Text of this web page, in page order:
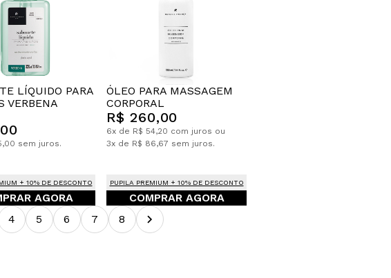
LÍQUIDO PARA
VERBENA
sem juros.
+ 10% DE DESCONTO
AGORA
ÓLEO PARA MASSAGEM
CORPORAL
R$ 260,00
6x de R$ 54,20 com juros ou
3x de R$ 86,67 sem juros.
PUPILA PREMIUM + 10% DE DESCONTO
COMPRAR AGORA
4 5 6 7 8